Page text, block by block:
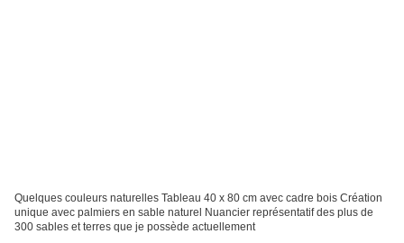
Quelques couleurs naturelles Tableau 40 x 80 cm avec cadre bois Création
unique avec palmiers en sable naturel Nuancier représentatif des plus de
300 sables et terres que je possède actuellement